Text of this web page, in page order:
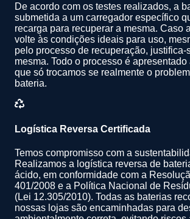
De acordo com os testes realizados, a
submetida a um carregador específico
recarga para recuperar a mesma. Caso
volte às condições ideais para uso,
pelo processo de recuperação, justifica-
mesma. Todo o processo é
que só trocamos se realmente o
bateria.
Logística Reversa Certificada
Temos compromisso com a
Realizamos a logística reversa de
ácido, em conformidade com a
401/2008 e a Política Nacional de
(Lei 12.305/2010). Todas as baterias
nossas lojas são encaminhadas para